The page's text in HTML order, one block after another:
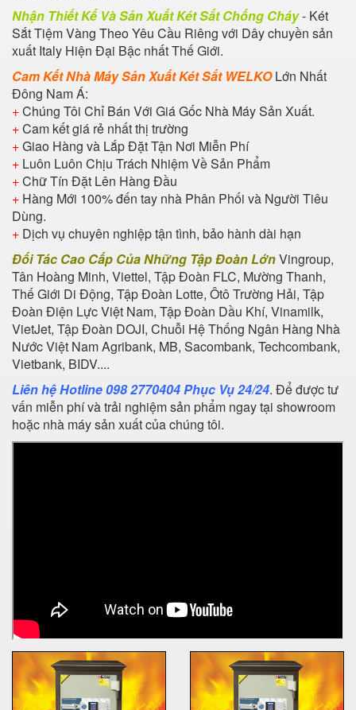
Nhận Thiết Kế Và Sản Xuất Két Sắt Chống Cháy- Két
Sắt Tiệm Vàng Theo Yêu Cầu Riêng với Dây chuyền sản
xuất Italy Hiện Đại Bậc nhất Thế Giới.
Cam Kết Nhà Máy Sản Xuất Két Sắt WELKOLớn Nhất
Đông Nam Á:
+Chúng Tôi Chỉ Bán Với Giá Gốc Nhà Máy Sản Xuất.
+Cam kết giá rẻ nhất thị trường
+Giao Hàng và Lắp Đặt Tận Nơi Miễn Phí
+ Luôn Luôn Chịu Trách Nhiệm Về Sản Phẩm
+Chữ Tín Đặt Lên Hàng Đầu
+ Hàng Mới 100% đến tay nhà Phân Phối và Người Tiêu
Dùng.
+ Dịch vụ chuyên nghiệp tận tình, bảo hành dài hạn
Đối Tác Cao Cấp Của Những Tập Đoàn LớnVingroup,
Tân Hoàng Minh, Viettel, Tập Đoàn FLC, Mường Thanh,
Thế Giới Di Động, Tập Đoàn Lotte, Ôtô Trường Hải, Tập
Đoàn Điện Lực Việt Nam, Tập Đoàn Dầu Khí, Vinamilk,
VietJet, Tập Đoàn DOJI, Chuỗi Hệ Thống Ngân Hàng Nhà
Nước Việt Nam Agribank, MB, Sacombank, Techcombank,
Vietbank, BIDV....
Liên hệ Hotline 098 2770404 Phục Vụ 24/24. Để được tư
vấn miễn phí và trải nghiệm sản phẩm ngay tại showroom
hoặc nhà máy sản xuất của chúng tôi.